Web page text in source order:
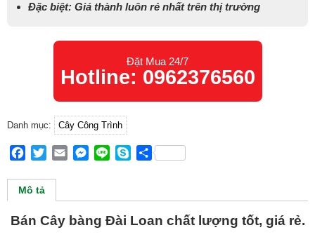
Đặc biệt: Giá thành luôn rẻ nhất trên thị trường
Đặt Mua 24/7
Hotline: 0962376560
Danh mục: Cây Công Trình
Facebook
TwitterEmailMessenger
Line SkypeShare
Mô tả
Bán Cây bàng Đài Loan chất lượng tốt, giá rẻ.